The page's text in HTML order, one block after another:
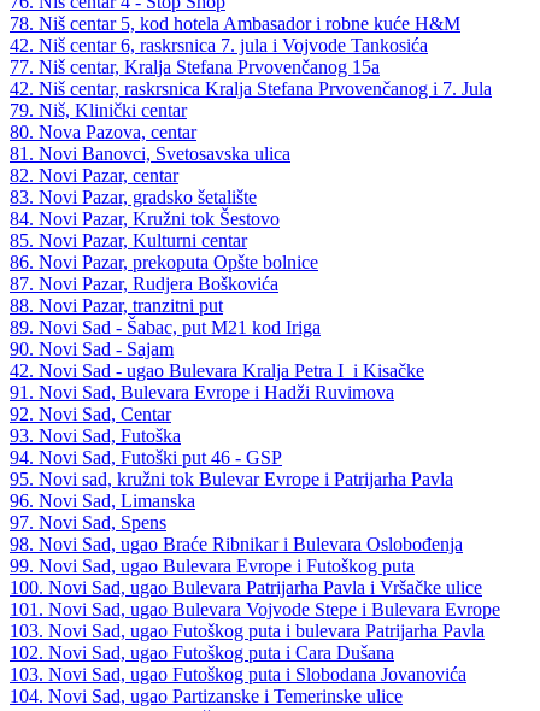
78. Niš centar 5, kod hotela Ambasador i robne kuće H&M
42. Niš centar 6, raskrsnica 7. jula i Vojvode Tankosića
77. Niš centar, Kralja Stefana Prvovenčanog 15a
42. Niš centar, raskrsnica Kralja Stefana Prvovenčanog i 7. Jula
79. Niš, Klinički centar
80. Nova Pazova, centar
81. Novi Banovci, Svetosavska ulica
82. Novi Pazar, centar
83. Novi Pazar, gradsko šetalište
84. Novi Pazar, Kružni tok Šestovo
85. Novi Pazar, Kulturni centar
86. Novi Pazar, prekoputa Opšte bolnice
87. Novi Pazar, Rudjera Boškovića
88. Novi Pazar, tranzitni put
89. Novi Sad - Šabac, put M21 kod Iriga
90. Novi Sad - Sajam
42. Novi Sad - ugao Bulevara Kralja Petra I i Kisačke
91. Novi Sad, Bulevara Evrope i Hadži Ruvimova
92. Novi Sad, Centar
93. Novi Sad, Futoška
94. Novi Sad, Futoški put 46 - GSP
95. Novi sad, kružni tok Bulevar Evrope i Patrijarha Pavla
96. Novi Sad, Limanska
97. Novi Sad, Spens
98. Novi Sad, ugao Braće Ribnikar i Bulevara Oslobođenja
99. Novi Sad, ugao Bulevara Evrope i Futoškog puta
100. Novi Sad, ugao Bulevara Patrijarha Pavla i Vršačke ulice
101. Novi Sad, ugao Bulevara Vojvode Stepe i Bulevara Evrope
103. Novi Sad, ugao Futoškog puta i bulevara Patrijarha Pavla
102. Novi Sad, ugao Futoškog puta i Cara Dušana
103. Novi Sad, ugao Futoškog puta i Slobodana Jovanovića
104. Novi Sad, ugao Partizanske i Temerinske ulice